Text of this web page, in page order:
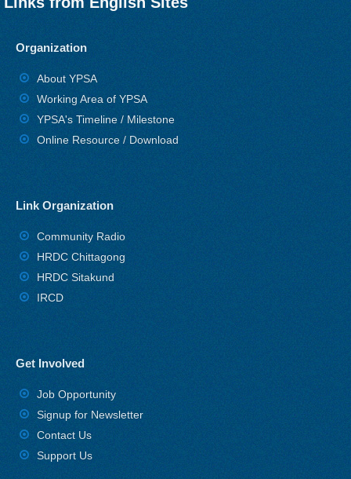
Organization
About YPSA
Working Area of YPSA
YPSA's Timeline / Milestone
Online Resource / Download
Link Organization
Community Radio
HRDC Chittagong
HRDC Sitakund
IRCD
Get Involved
Job Opportunity
Signup for Newsletter
Contact Us
Support Us